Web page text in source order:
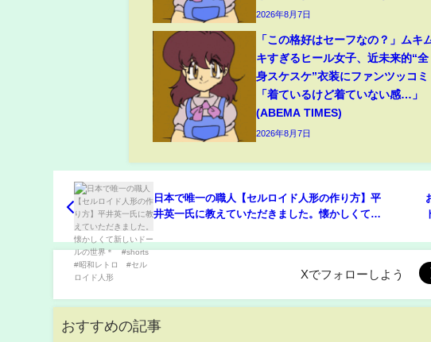
2026年8月7日
「この格好はセーフなの？」ムキ
キすぎるヒール女子、近未来的“全
身スケスケ”衣装にファンツッコミ
「着ているけど着ていない感…」
(ABEMA TIMES)
2026年8月7日
日本で唯一の職人【セルロイド人形の作り方】平
井英一氏に教えていただきました。懐かしくて新
ロイド人形
Xでフォローしよう
おすすめの記事